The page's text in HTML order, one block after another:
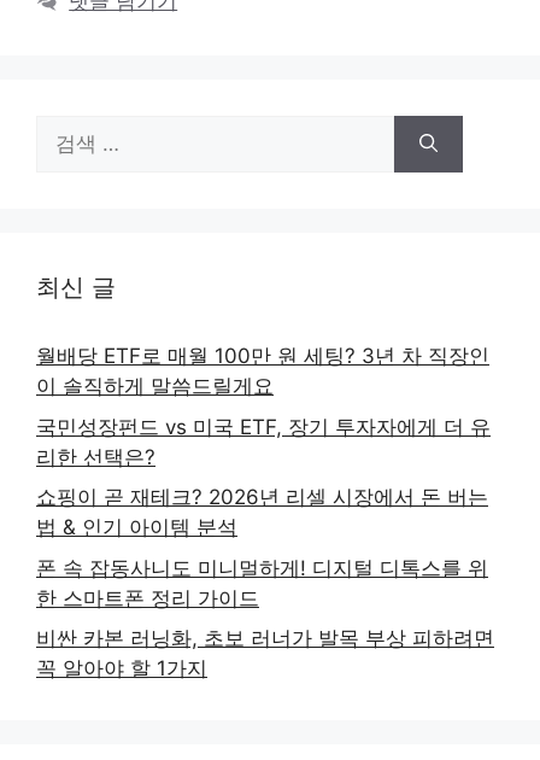
색:
최신 글
월배당 ETF로 매월 100만 원 세팅? 3년 차 직장인
이 솔직하게 말씀드릴게요
국민성장펀드 vs 미국 ETF, 장기 투자자에게 더 유
리한 선택은?
쇼핑이 곧 재테크? 2026년 리셀 시장에서 돈 버는
법 & 인기 아이템 분석
폰 속 잡동사니도 미니멀하게! 디지털 디톡스를 위
한 스마트폰 정리 가이드
비싼 카본 러닝화, 초보 러너가 발목 부상 피하려면
꼭 알아야 할 1가지